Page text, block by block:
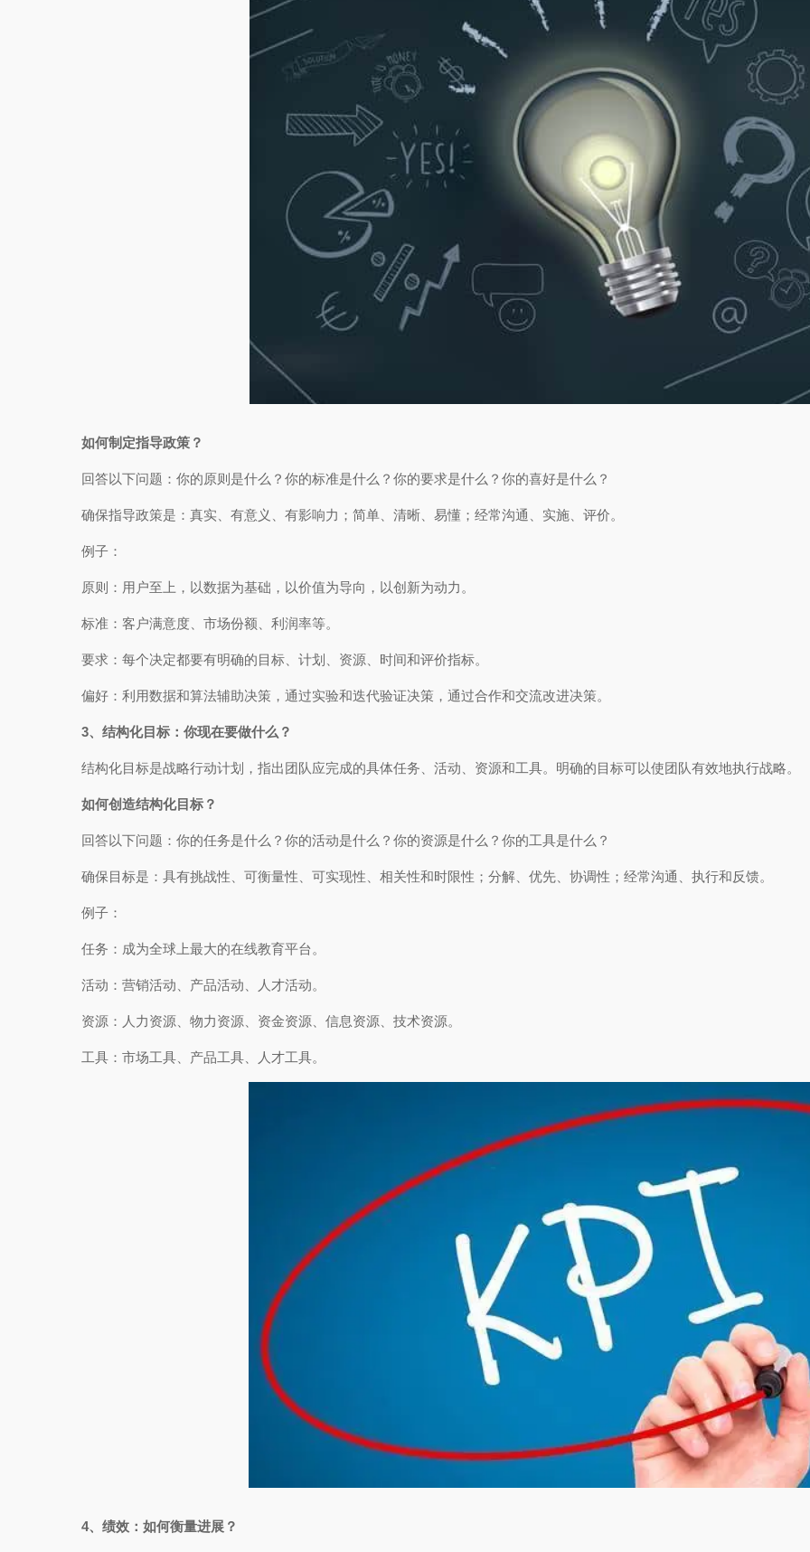
如何制定指导政策？
回答以下问题：你的原则是什么？你的标准是什么？你的要求是什么？你的喜好是什么？
确保指导政策是：真实、有意义、有影响力；简单、清晰、易懂；经常沟通、实施、评价。
例子：
原则：用户至上，以数据为基础，以价值为导向，以创新为动力。
标准：客户满意度、市场份额、利润率等。
要求：每个决定都要有明确的目标、计划、资源、时间和评价指标。
偏好：利用数据和算法辅助决策，通过实验和迭代验证决策，通过合作和交流改进决策。
3、结构化目标：你现在要做什么？
结构化目标是战略行动计划，指出团队应完成的具体任务、活动、资源和工具。明确的目标可以使团队有效地执行战略。
如何创造结构化目标？
回答以下问题：你的任务是什么？你的活动是什么？你的资源是什么？你的工具是什么？
确保目标是：具有挑战性、可衡量性、可实现性、相关性和时限性；分解、优先、协调性；经常沟通、执行和反馈。
例子：
任务：成为全球上最大的在线教育平台。
活动：营销活动、产品活动、人才活动。
资源：人力资源、物力资源、资金资源、信息资源、技术资源。
工具：市场工具、产品工具、人才工具。
4、绩效：如何衡量进展？